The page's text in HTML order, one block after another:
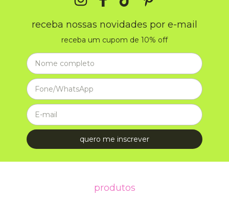
receba nossas novidades por e-mail
receba um cupom de 10% off
produtos